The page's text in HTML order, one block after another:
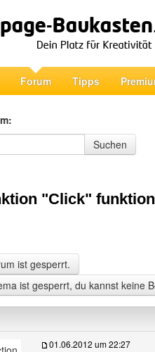
Forum Tipps
Suchen
"Click"
ist gesperrt.
ist gesperrt, du kannst keine
01.06.2012 um 22:27